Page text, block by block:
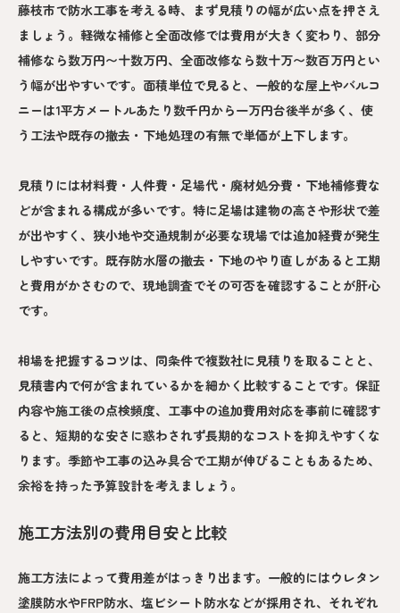
藤枝市で防水工事を考える時、まず見積りの幅が広い点を押さえ
ましょう。軽微な補修と全面改修では費用が大きく変わり、部分
補修なら数万円〜十数万円、全面改修なら数十万〜数百万円とい
う幅が出やすいです。面積単位で見ると、一般的な屋上やバルコ
ニーは1平方メートルあたり数千円から一万円台後半が多く、使
う工法や既存の撤去・下地処理の有無で単価が上下します。
見積りには材料費・人件費・足場代・廃材処分費・下地補修費な
どが含まれる構成が多いです。特に足場は建物の高さや形状で差
が出やすく、狭小地や交通規制が必要な現場では追加経費が発生
しやすいです。既存防水層の撤去・下地のやり直しがあると工期
と費用がかさむので、現地調査でその可否を確認することが肝心
です。
相場を把握するコツは、同条件で複数社に見積りを取ることと、
見積書内で何が含まれているかを細かく比較することです。保証
内容や施工後の点検頻度、工事中の追加費用対応を事前に確認す
ると、短期的な安さに惑わされず長期的なコストを抑えやすくな
ります。季節や工事の込み具合で工期が伸びることもあるため、
余裕を持った予算設計を考えましょう。
施工方法別の費用目安と比較
施工方法によって費用差がはっきり出ます。一般的にはウレタン
塗膜防水やFRP防水、塩ビシート防水などが採用され、それぞれ